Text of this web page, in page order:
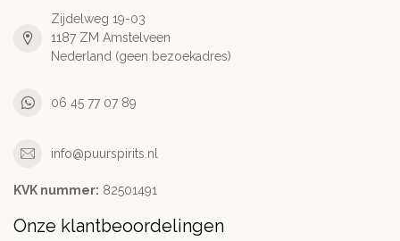
Zijdelweg 19-03
1187 ZM Amstelveen
Nederland (geen bezoekadres)
06 45 77 07 89
info@puurspirits.nl
KVK nummer: 82501491
Onze klantbeoordelingen